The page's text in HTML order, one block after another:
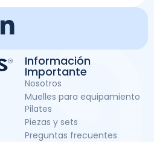
Información
Importante
Nosotros
Muelles para equipamiento
Pilates
Piezas y sets
Preguntas frecuentes